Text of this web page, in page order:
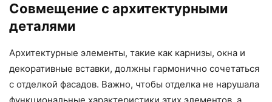
Совмещение с архитектурными
деталями
Архитектурные элементы, такие как карнизы, окна и
декоративные вставки, должны гармонично сочетаться
с отделкой фасадов. Важно, чтобы отделка не нарушала